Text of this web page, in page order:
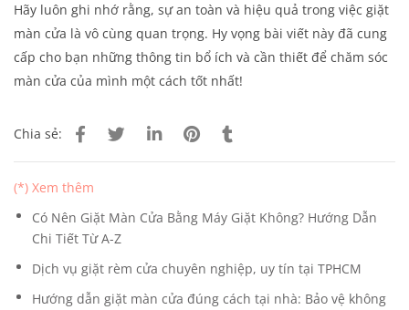
Hãy luôn ghi nhớ rằng, sự an toàn và hiệu quả trong việc giặt
màn cửa là vô cùng quan trọng. Hy vọng bài viết này đã cung
cấp cho bạn những thông tin bổ ích và cần thiết để chăm sóc
màn cửa của mình một cách tốt nhất!
Chia sẻ:
(*) Xem thêm
Có Nên Giặt Màn Cửa Bằng Máy Giặt Không? Hướng Dẫn
Chi Tiết Từ A-Z
Dịch vụ giặt rèm cửa chuyên nghiệp, uy tín tại TPHCM
Hướng dẫn giặt màn cửa đúng cách tại nhà: Bảo vệ không